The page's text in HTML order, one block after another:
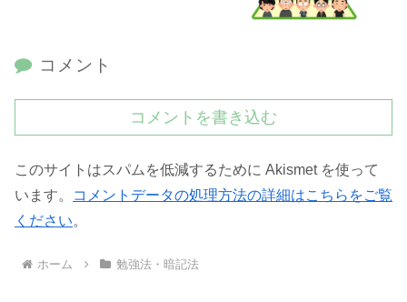
コメント
コメントを書き込む
このサイトはスパムを低減するために Akismet を使って
います。
コメントデータの処理方法の詳細はこちらをご覧
ください。
ホーム 勉強法・暗記法